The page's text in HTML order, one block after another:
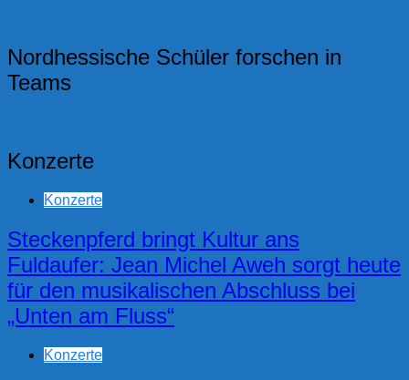
Nordhessische Schüler forschen in
Teams
Konzerte
Konzerte
Steckenpferd bringt Kultur ans
Fuldaufer: Jean Michel Aweh sorgt heute
für den musikalischen Abschluss bei
„Unten am Fluss“
Konzerte